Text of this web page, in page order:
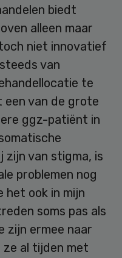
biedt
alleen maar
niet innovatief
van
te
een van de grote
ggz-patiënt in
zijn van stigma, is
problemen nog
het ook in mijn
soms pas als
zijn ermee naar
ze al tijden met